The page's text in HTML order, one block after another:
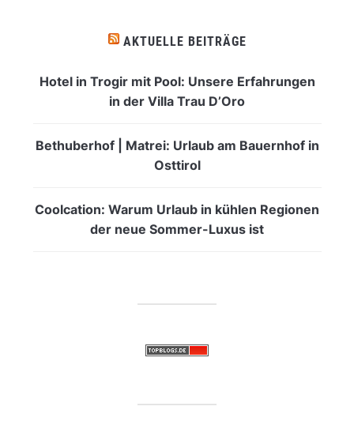
AKTUELLE BEITRÄGE
Hotel in Trogir mit Pool: Unsere Erfahrungen
in der Villa Trau D’Oro
Bethuberhof | Matrei: Urlaub am Bauernhof in
Osttirol
Coolcation: Warum Urlaub in kühlen Regionen
der neue Sommer-Luxus ist